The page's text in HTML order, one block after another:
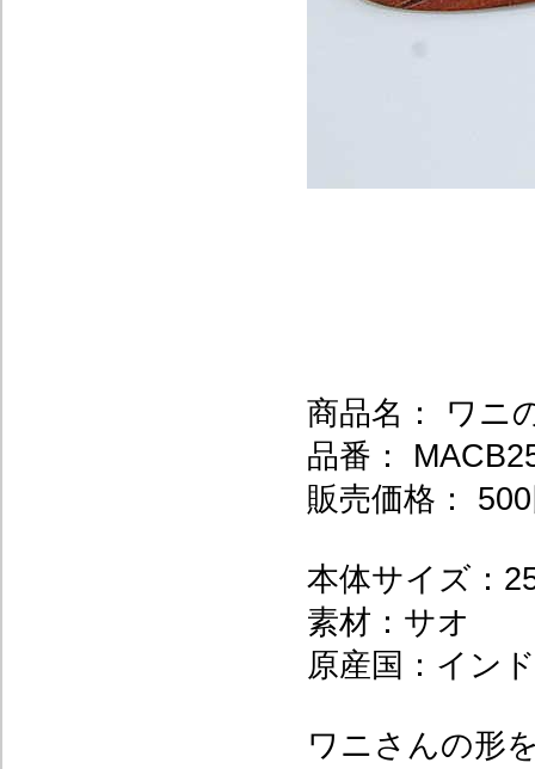
商品名： ワニ
品番：
販売価格：
本体サイズ：
素材：サオ
原産国：イン
ワニさんの形